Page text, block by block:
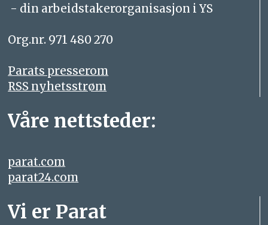
- din arbeidstakerorganisasjon i YS
Org.nr. 971 480 270
Parats presserom
RSS nyhetsstrøm
Våre nettsteder:
parat.com
parat24.com
Vi er Parat